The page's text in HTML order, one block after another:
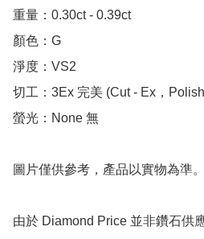
重量：0.30ct - 0.39ct
顏色：G
淨度：VS2
切工：3Ex 完美 (Cut - Ex，
螢光：None 無
圖片僅供參考，產品以實物為準。
由於 Diamond Price 並非鑽石供